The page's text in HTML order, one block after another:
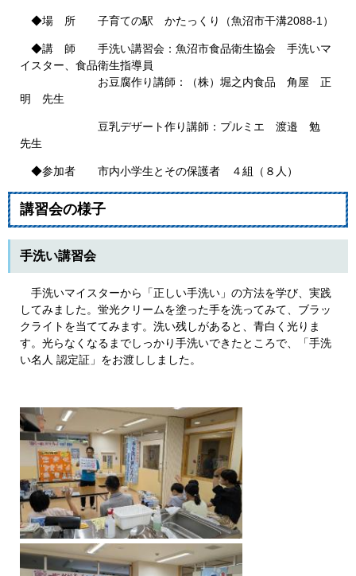
◆場 所 子育ての駅 かたっくり（魚沼市干溝2088-1）
◆講 師 手洗い講習会：魚沼市食品衛生協会 手洗いマ
イスター、食品衛生指導員
お豆腐作り講師：（株）堀之内食品 角屋 正
明 先生
豆乳デザート作り講師：プルミエ 渡邉 勉
先生
◆参加者 市内小学生とその保護者 ４組（８人）
講習会の様子
手洗い講習会
手洗いマイスターから「正しい手洗い」の方法を学び、実践
してみました。蛍光クリームを塗った手を洗ってみて、ブラッ
クライトを当ててみます。洗い残しがあると、青白く光りま
す。光らなくなるまでしっかり手洗いできたところで、「手洗
い名人 認定証」をお渡ししました。